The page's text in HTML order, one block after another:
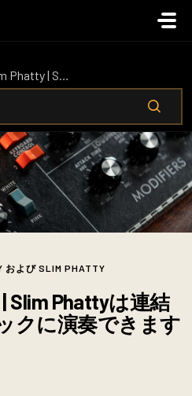
してポリフォニックに演奏できますか？
および SLIM PHATTY
Slim Phattyは連結
クに演奏できます